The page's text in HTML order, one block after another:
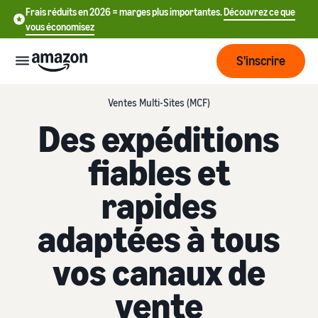
Frais réduits en 2026 = marges plus importantes.Découvrez ce que
vous économisez
Commencez
sur Amazon
Introduction à la vente
Comment devenir un
vendeur Amazon
de la
logistique
Expédié par Amazon
Externalisez la gestion des
Touchez
plus de
clients
Tarification
English
S'inscrire
Ventes Multi-Sites (MCF)
Des expéditions
fiables et
rapides
adaptées à tous
vos canaux de
vente